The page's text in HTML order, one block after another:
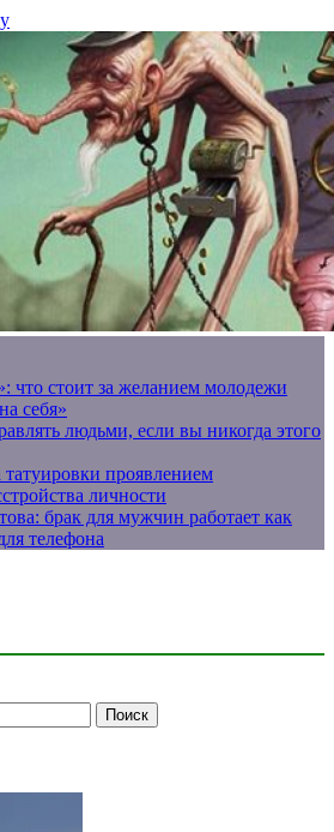
что стоит за желанием молодежи
себя»
людьми, если вы никогда этого
татуировки проявлением
личности
брак для мужчин работает как
телефона